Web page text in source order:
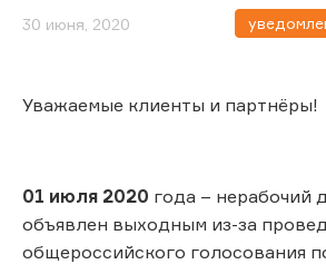
30 июня, 2020
Уважаемые клиенты и партнёры!
01 июля 2020 года – нерабочий
объявлен выходным из-за
общероссийского голосования